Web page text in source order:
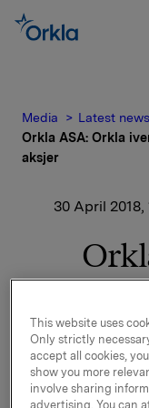
Media Latest news
Orkla ASA: Orkla
aksjer
30 April 2018,
This website uses
Only strictly
accept all cookies,
show you more
involve sharing
advertising. You can